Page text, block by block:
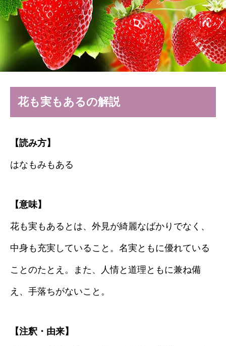
花も実もあるの解説
【読み方】
はなもみもある
【意味】
花も実もあるとは、外見が綺麗なばかりでなく、
中身も充実していること。名実ともに優れている
ことのたとえ。また、人情と道理ともに兼ね備
え、手落ちがないこと。
【注釈・由来】